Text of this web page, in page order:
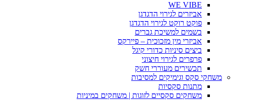
WE VIBE
אביזרים לגירוי הדגדגן
פוקט רוקט לגירוי הדגדגן
בשמים למשיכת גברים
אביזרי מין מזכוכית – פיירקס
ביצים סיניות כדורי קיגל
פרפרים לגירוי חיצוני
תכשירים מעוררי חשק
משחקי סקס וגימיקים למסיבות
מתנות סקסיות
משחקים סקסיים לזוגות | משחקים במיניות